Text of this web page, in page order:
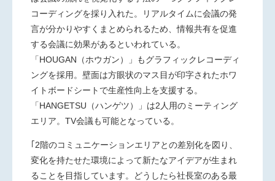
コーディングを採り入れた。リアルタイムに会議の発
言が分かりやすくまとめられるため、情報共有を促進
する会議に効果があるといわれている。
「HOUGAN（ホウガン）」もグラフィックレコーディ
ングを採用。壁面は方眼状のマス目が印字されたホワ
イトボードシートで生産性向上を支援する。
「HANGETSU（ハンゲツ）」は2人用のミーティング
エリア。TV会議も可能となっている。
｢2階のコミュニケーションエリアとの差別化を図り、
変化を持たせた環境によって新たなアイデアが生まれ
ることを目指しています。どうしたら社長室のある最